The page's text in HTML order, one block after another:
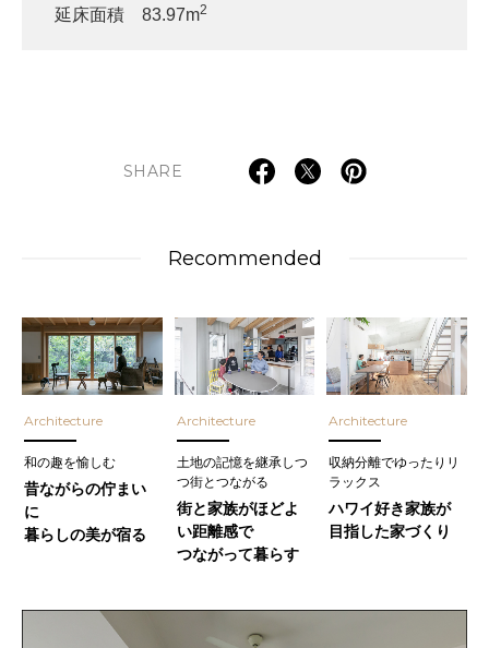
延床面積 83.97m2
SHARE
Recommended
Architecture
和の趣を愉しむ
昔ながらの佇まい
に
暮らしの美が宿る
Architecture
土地の記憶を継承しつ
つ街とつながる
街と家族がほどよ
い距離感で
つながって暮らす
Architecture
収納分離でゆったりリ
ラックス
ハワイ好き家族が
目指した家づくり